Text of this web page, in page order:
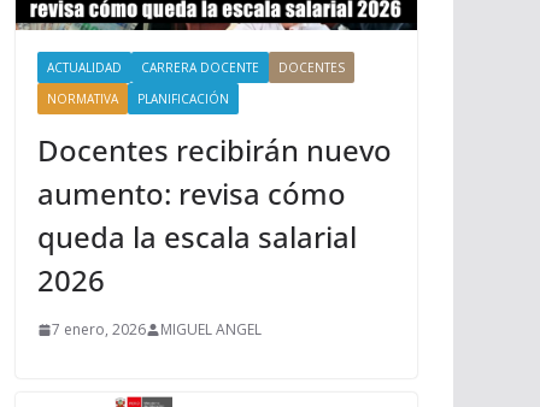
ACTUALIDAD CARRERA DOCENTE
DOCENTES
NORMATIVA
PLANIFICACIÓN
Docentes recibirán nuevo
aumento: revisa cómo
queda la escala salarial
2026
7 enero, 2026 MIGUEL ANGEL